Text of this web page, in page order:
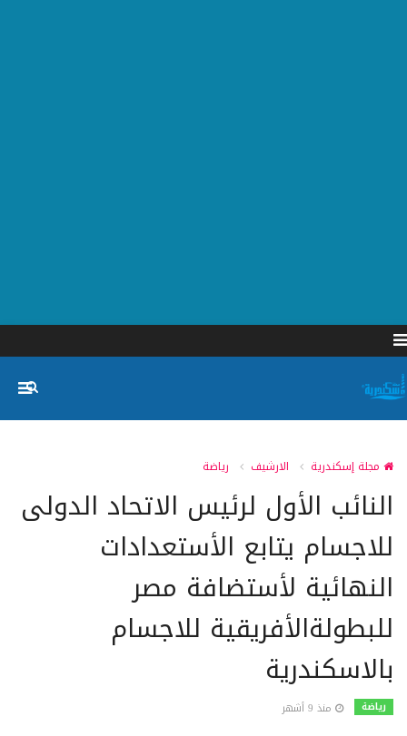
مجلة إسكندرية الارشيف رياضة
النائب الأول لرئيس الاتحاد الدولى
للاجسام يتابع الأستعدادات
النهائية لأستضافة مصر
للبطولةالأفريقية للاجسام
بالاسكندرية
رياضة منذ 9 أشهر